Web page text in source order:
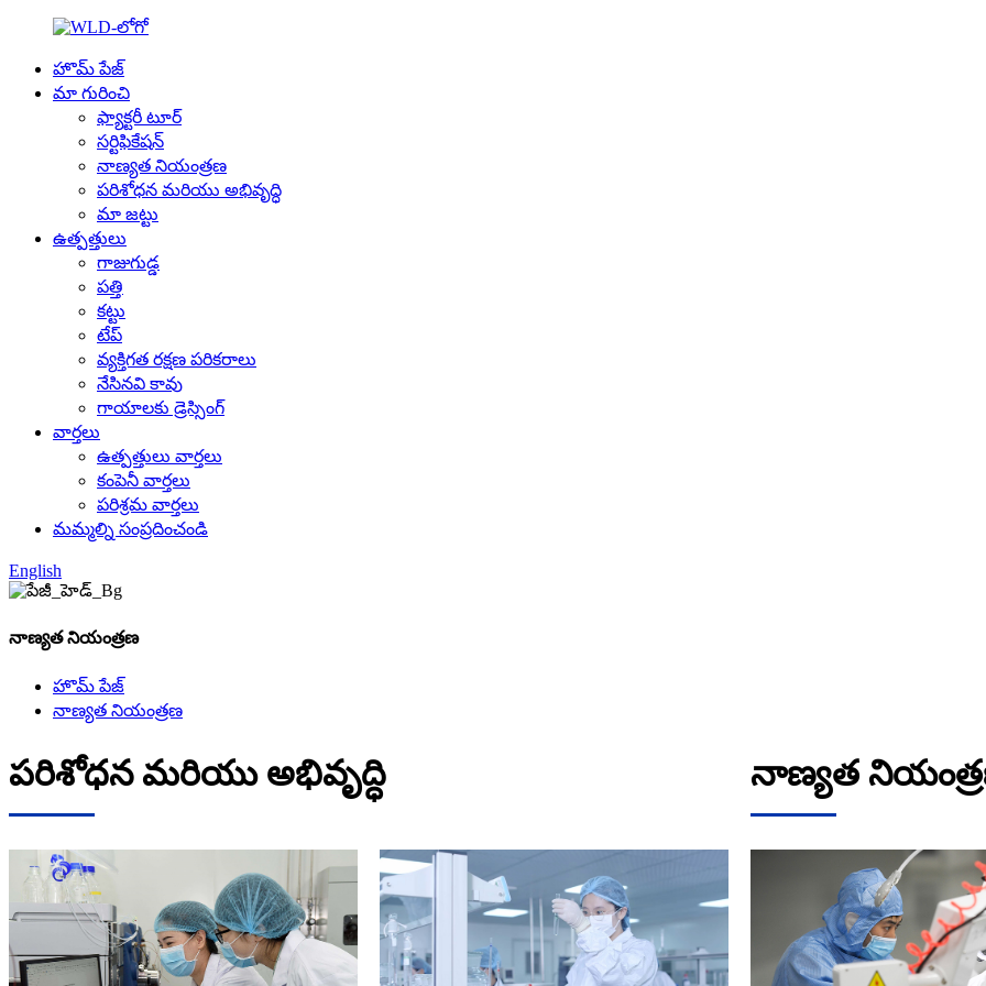
హొమ్ పేజ్
మా గురించి
ఫ్యాక్టరీ టూర్
సర్టిఫికేషన్
నాణ్యత నియంత్రణ
పరిశోధన మరియు అభివృద్ధి
మా జట్టు
ఉత్పత్తులు
గాజుగుడ్డ
పత్తి
కట్టు
టేప్
వ్యక్తిగత రక్షణ పరికరాలు
నేసినవి కావు
గాయాలకు డ్రెస్సింగ్
వార్తలు
ఉత్పత్తులు వార్తలు
కంపెనీ వార్తలు
పరిశ్రమ వార్తలు
మమ్మల్ని సంప్రదించండి
English
నాణ్యత నియంత్రణ
హొమ్ పేజ్
నాణ్యత నియంత్రణ
పరిశోధన మరియు అభివృద్ధి నాణ్యత